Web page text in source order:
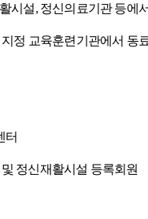
시설, 정신의료기관 등에
정 교육훈련기관에서 동
터
정신재활시설 등록회원